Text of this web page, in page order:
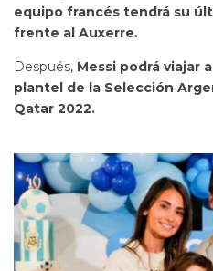
equipo francés tendrá su
frente al Auxerre.
Después, Messi podrá viajar
plantel de la Selección
Qatar 2022.